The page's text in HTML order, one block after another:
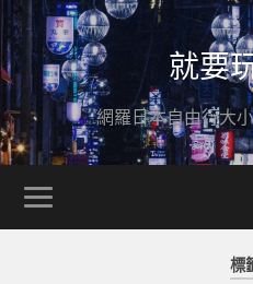
就要
網羅日本自由行大
標